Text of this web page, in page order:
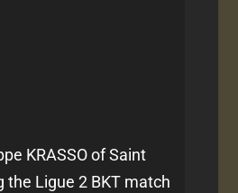
KRASSO of Saint
the Ligue 2 BKT match